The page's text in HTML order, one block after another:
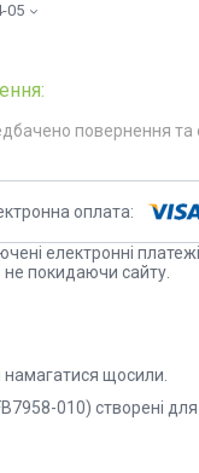
05
повернення та
електронні
покидаючи сайту.
намагатися щосили.
010) створені